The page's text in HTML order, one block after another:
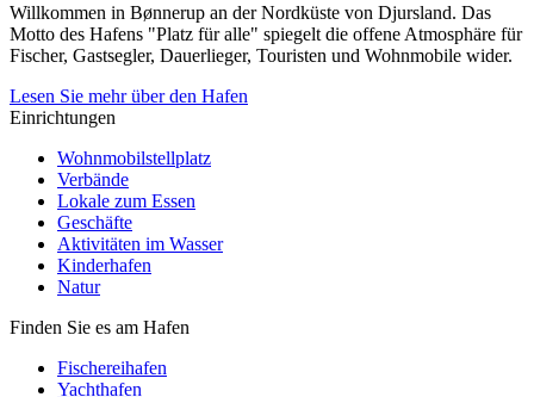
Willkommen in Bønnerup an der Nordküste von Djursland. Das
Motto des Hafens "Platz für alle" spiegelt die offene Atmosphäre für
Fischer, Gastsegler, Dauerlieger, Touristen und Wohnmobile wider.
Lesen Sie mehr über den Hafen
Einrichtungen
Wohnmobilstellplatz
Verbände
Lokale zum Essen
Geschäfte
Aktivitäten im Wasser
Kinderhafen
Natur
Finden Sie es am Hafen
Fischereihafen
Yachthafen